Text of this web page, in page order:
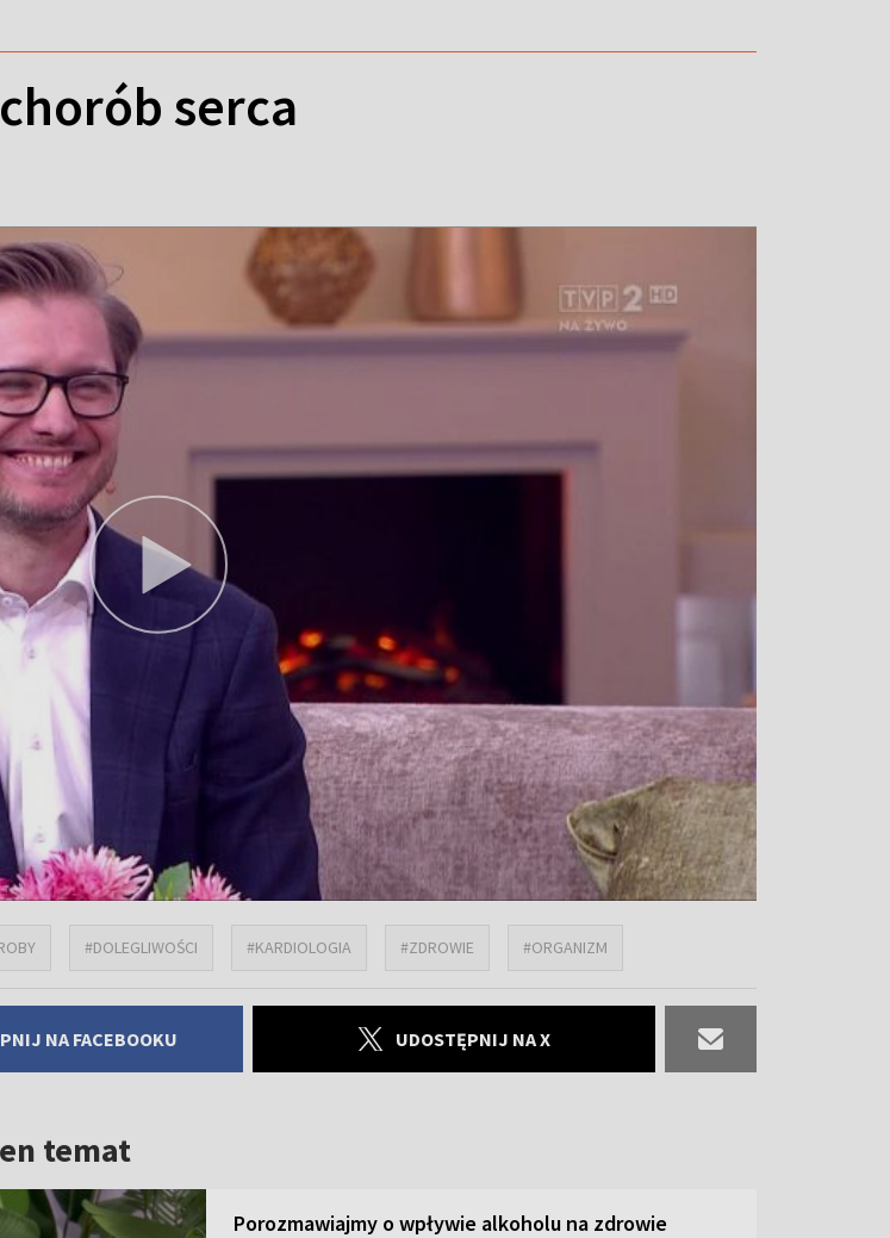
serca
#DOLEGLIWOŚCI #KARDIOLOGIA #ZDROWIE #ORGANIZM
NA FACEBOOKU UDOSTĘPNIJ NA X
temat
Porozmawiajmy o wpływie alkoholu na zdrowie